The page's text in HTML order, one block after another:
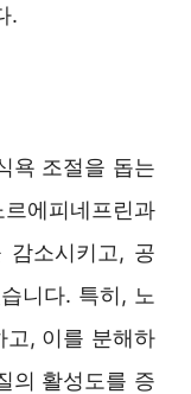
.
욕 조절을 돕는
에피네프린과
감소시키고, 공
니다. 특히, 노
고, 이를 분해하
의 활성도를 증